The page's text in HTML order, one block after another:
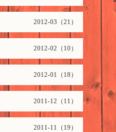
2012-03（21）
2012-02（10）
2012-01（18）
2011-12（11）
2011-11（19）